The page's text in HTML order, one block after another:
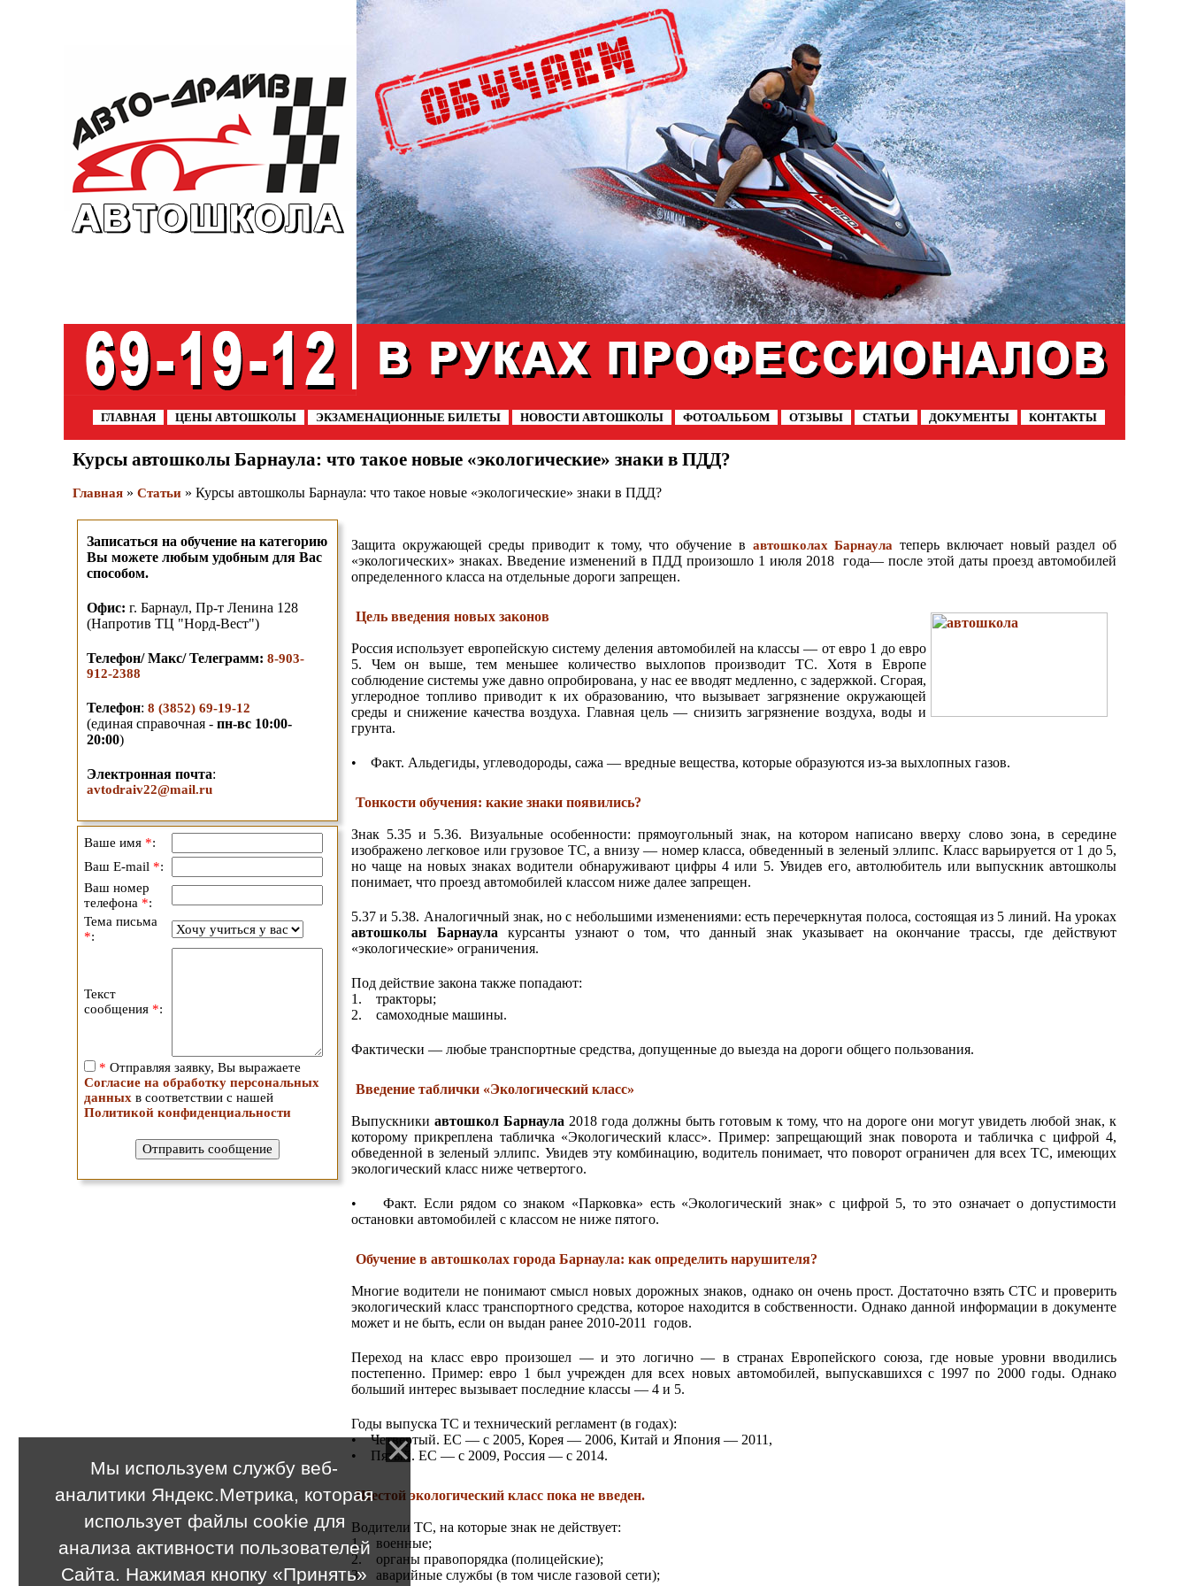
ГЛАВНАЯ ЦЕНЫ АВТОШКОЛЫ ЭКЗАМЕНАЦИОННЫЕ БИЛЕТЫ НОВОСТИ АВТОШКОЛЫ ФОТОАЛЬБОМ ОТЗЫВЫ СТАТЬИ ДОКУМЕНТЫ КОНТАКТЫ
Курсы автошколы Барнаула: что такое новые «экологические» знаки в ПДД?
Главная » Статьи » Курсы автошколы Барнаула: что такое новые «экологические» знаки в ПДД?
Записаться на обучение на категорию
Вы можете любым удобным для Вас
способом.
Офис: г. Барнаул, Пр-т Ленина 128
(Напротив ТЦ "Норд-Вест")
Телефон/ Макс/ Телеграмм: 8-903-
912-2388
Телефон: 8 (3852) 69-19-12
(единая справочная - пн-вс 10:00-
20:00)
Электронная почта:
avtodraiv22@mail.ru
Ваше имя *:
Ваш E-mail *:
Ваш номер
телефона *:
Тема письма
*:
Текст
сообщения *:
* Отправляя заявку, Вы выражаете
Согласие на обработку персональных
данных в соответствии с нашей
Политикой конфиденциальности
Защита окружающей среды приводит к тому, что обучение в автошколах Барнаула теперь включает новый раздел об
«экологических» знаках. Введение изменений в ПДД произошло 1 июля 2018 года— после этой даты проезд автомобилей
определенного класса на отдельные дороги запрещен.
Цель введения новых законов
Россия использует европейскую систему деления автомобилей на классы — от евро 1 до евро
5. Чем он выше, тем меньшее количество выхлопов производит ТС. Хотя в Европе
соблюдение системы уже давно опробирована, у нас ее вводят медленно, с задержкой. Сгорая,
углеродное топливо приводит к их образованию, что вызывает загрязнение окружающей
среды и снижение качества воздуха. Главная цель — снизить загрязнение воздуха, воды и
грунта.
• Факт. Альдегиды, углеводороды, сажа — вредные вещества, которые образуются из-за выхлопных газов.
Тонкости обучения: какие знаки появились?
Знак 5.35 и 5.36. Визуальные особенности: прямоугольный знак, на котором написано вверху слово зона, в середине
изображено легковое или грузовое ТС, а внизу — номер класса, обведенный в зеленый эллипс. Класс варьируется от 1 до 5,
но чаще на новых знаках водители обнаруживают цифры 4 или 5. Увидев его, автолюбитель или выпускник автошколы
понимает, что проезд автомобилей классом ниже далее запрещен.
5.37 и 5.38. Аналогичный знак, но с небольшими изменениями: есть перечеркнутая полоса, состоящая из 5 линий. На уроках
автошколы Барнаула курсанты узнают о том, что данный знак указывает на окончание трассы, где действуют
«экологические» ограничения.
Под действие закона также попадают:
1. тракторы;
2. самоходные машины.
Фактически — любые транспортные средства, допущенные до выезда на дороги общего пользования.
Введение таблички «Экологический класс»
Выпускники автошкол Барнаула 2018 года должны быть готовым к тому, что на дороге они могут увидеть любой знак, к
которому прикреплена табличка «Экологический класс». Пример: запрещающий знак поворота и табличка с цифрой 4,
обведенной в зеленый эллипс. Увидев эту комбинацию, водитель понимает, что поворот ограничен для всех ТС, имеющих
экологический класс ниже четвертого.
• Факт. Если рядом со знаком «Парковка» есть «Экологический знак» с цифрой 5, то это означает о допустимости
остановки автомобилей с классом не ниже пятого.
Обучение в автошколах города Барнаула: как определить нарушителя?
Многие водители не понимают смысл новых дорожных знаков, однако он очень прост. Достаточно взять СТС и проверить
экологический класс транспортного средства, которое находится в собственности. Однако данной информации в документе
может и не быть, если он выдан ранее 2010-2011 годов.
Переход на класс евро произошел — и это логично — в странах Европейского союза, где новые уровни вводились
постепенно. Пример: евро 1 был учрежден для всех новых автомобилей, выпускавшихся с 1997 по 2000 годы. Однако
больший интерес вызывает последние классы — 4 и 5.
Годы выпуска ТС и технический регламент (в годах):
• Четвертый. ЕС — с 2005, Корея — 2006, Китай и Япония — 2011,
• Пятый. ЕС — с 2009, Россия — с 2014.
Шестой экологический класс пока не введен.
Водители ТС, на которые знак не действует:
1. военные;
2. органы правопорядка (полицейские);
3. аварийные службы (в том числе газовой сети);
Мы используем службу веб-
аналитики Яндекс.Метрика, которая
использует файлы cookie для
анализа активности пользователей
Сайта. Нажимая кнопку «Принять»